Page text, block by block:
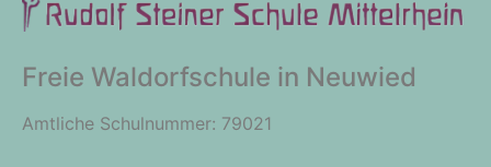
Freie Waldorfschule in Neuwied
Amtliche Schulnummer: 79021